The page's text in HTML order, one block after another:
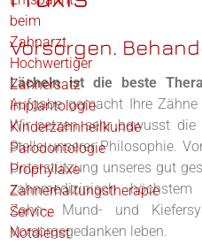
beim
Zahnarzt
Hochwertiger
Zahnersatz
Implantologie
Kinderzahnheilkunde
Parodontologie
Prophylaxe
Zahnerhaltungstherapie
Service
Notdienst
Vorsorgen.
Lächeln ist die beste
Aufgabe gemacht Ihre
Wir setzen sehr bewusst die
Stelle unserer Philosophie.
Unterstützung unseres gut
zahnmedizinisch
Zahn-, Mund- und
Vorsorgegedanken leben.